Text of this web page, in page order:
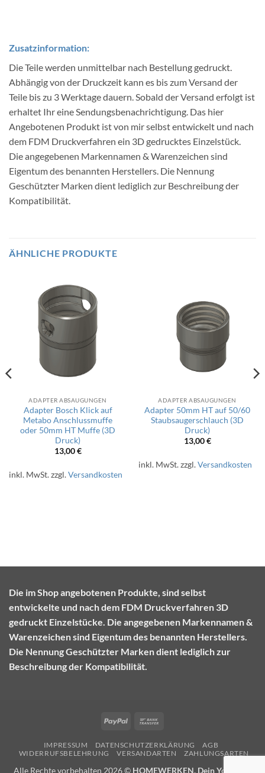
Zusatzinformation:
Die Teile werden unmittelbar nach Bestellung gedruckt.
Abhängig von der Druckzeit kann es bis zum Versand der
Teile bis zu 3 Werktage dauern. Sobald der Versand erfolgt ist
erhaltet Ihr eine Sendungsbenachrichtigung. Das hier
Angebotenen Produkt ist von mir selbst entwickelt und nach
dem FDM Druckverfahren ein 3D gedrucktes Einzelstück.
Die angegebenen Markennamen & Warenzeichen sind
Eigentum des benannten Herstellers. Die Nennung
Geschützter Marken dient lediglich zur Beschreibung der
Kompatibilität.
ÄHNLICHE PRODUKTE
ADAPTER ABSAUGUNGEN
Adapter Bosch Klick auf
Metabo Anschlussmuffe
oder 50mm HT Muffe (3D
Druck)
13,00€
inkl. MwSt.zzgl.Versandkosten
ADAPTER ABSAUGUNGEN
Adapter 50mm HT auf 50/60
Staubsaugerschlauch (3D
Druck)
13,00€
inkl. MwSt.zzgl.Versandkosten
Die im Shop angebotenen Produkte, sind selbst
entwickelte und nach dem FDM Druckverfahren 3D
gedruckt Einzelstücke. Die angegebenen Markennamen &
Warenzeichen sind Eigentum des benannten Herstellers.
Die Nennung Geschützter Marken dient lediglich zur
Beschreibung der Kompatibilität.
PayPal
IMPRESSUM DATENSCHUTZERKLÄRUNG
AGB
WIDERRUFSBELEHRUNG
VERSANDARTEN ZAHLUNGSARTEN
Alle Rechte vorbehalten 2026 © HOMEWERKEN, Dein YouTube-